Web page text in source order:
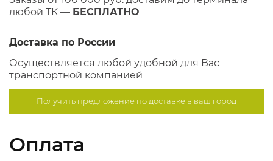
любой ТК — БЕСПЛАТНО
Доставка по России
Осуществляется любой удобной для Вас
транспортной компанией
Получить предложение подоставке в ваш город
Оплата